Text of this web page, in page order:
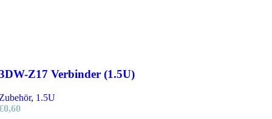
Z17 Verbinder (1.5U)
, 1.5U
0,60